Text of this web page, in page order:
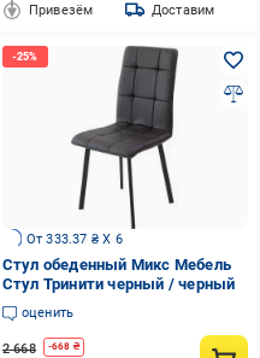
Привезём Доставим
От 333.37 ₴ X 6
Стул обеденный Микс Мебель
Стул Тринити черный / черный
оценить
2 668 -668 ₴